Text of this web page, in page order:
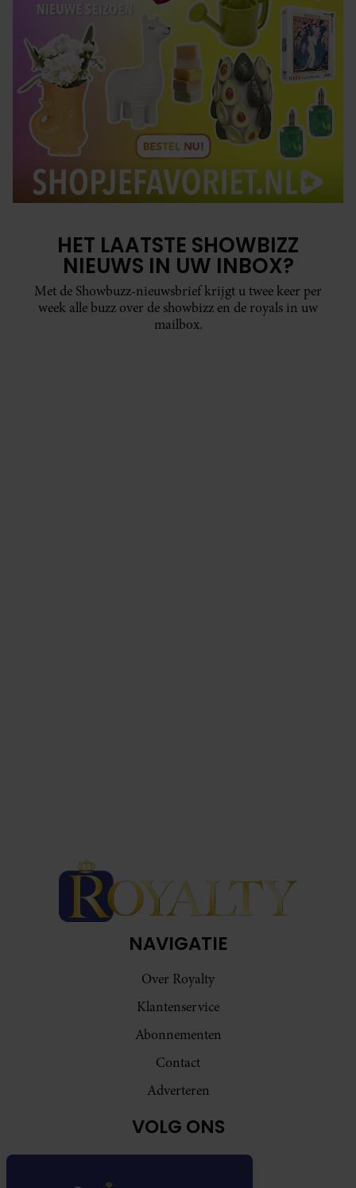
HET LAATSTE SHOWBIZZ
NIEUWS IN UW INBOX?
Met de Showbuzz-nieuwsbrief krijgt u twee keer per
week alle buzz over de showbizz en de royals in uw
mailbox.
NAVIGATIE
Over Royalty
Klantenservice
Abonnementen
Contact
Adverteren
VOLG ONS